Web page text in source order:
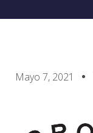
Mayo 7, 2021